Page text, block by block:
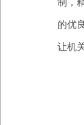
制，
的优
让机